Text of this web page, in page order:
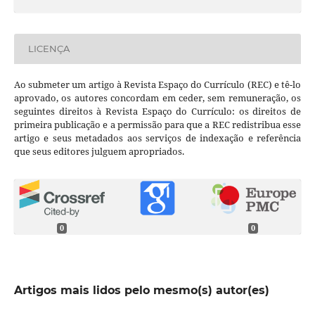
LICENÇA
Ao submeter um artigo à Revista Espaço do Currículo (REC) e tê-lo
aprovado, os autores concordam em ceder, sem remuneração, os
seguintes direitos à Revista Espaço do Currículo: os direitos de
primeira publicação e a permissão para que a REC redistribua esse
artigo e seus metadados aos serviços de indexação e referência
que seus editores julguem apropriados.
0 0
Artigos mais lidos pelo mesmo(s) autor(es)